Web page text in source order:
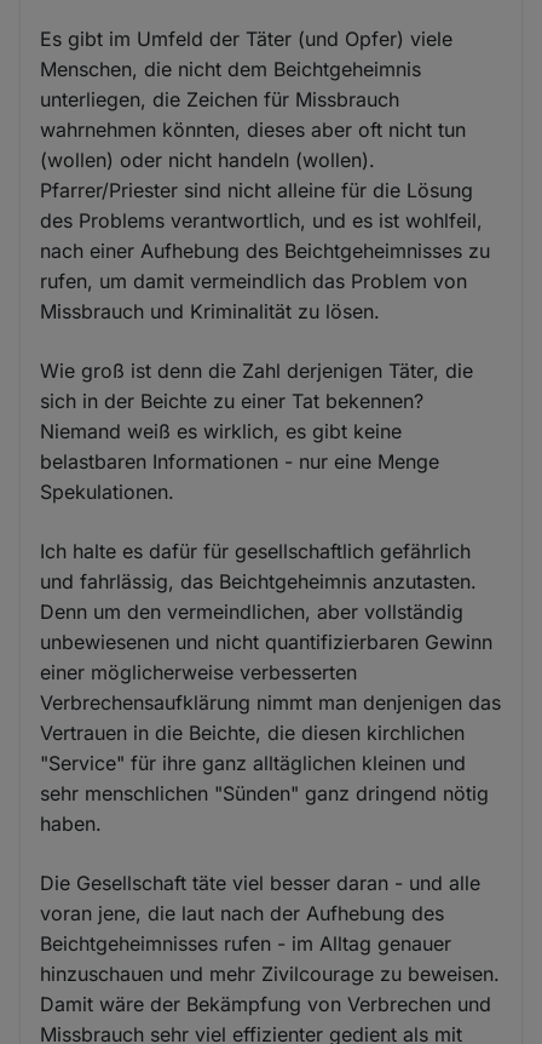
Es gibt im Umfeld der Täter (und Opfer) viele
Menschen, die nicht dem Beichtgeheimnis
unterliegen, die Zeichen für Missbrauch
wahrnehmen könnten, dieses aber oft nicht tun
(wollen) oder nicht handeln (wollen).
Pfarrer/Priester sind nicht alleine für die Lösung
des Problems verantwortlich, und es ist wohlfeil,
nach einer Aufhebung des Beichtgeheimnisses zu
rufen, um damit vermeindlich das Problem von
Missbrauch und Kriminalität zu lösen.
Wie groß ist denn die Zahl derjenigen Täter, die
sich in der Beichte zu einer Tat bekennen?
Niemand weiß es wirklich, es gibt keine
belastbaren Informationen - nur eine Menge
Spekulationen.
Ich halte es dafür für gesellschaftlich gefährlich
und fahrlässig, das Beichtgeheimnis anzutasten.
Denn um den vermeindlichen, aber vollständig
unbewiesenen und nicht quantifizierbaren Gewinn
einer möglicherweise verbesserten
Verbrechensaufklärung nimmt man denjenigen das
Vertrauen in die Beichte, die diesen kirchlichen
"Service" für ihre ganz alltäglichen kleinen und
sehr menschlichen "Sünden" ganz dringend nötig
haben.
Die Gesellschaft täte viel besser daran - und alle
voran jene, die laut nach der Aufhebung des
Beichtgeheimnisses rufen - im Alltag genauer
hinzuschauen und mehr Zivilcourage zu beweisen.
Damit wäre der Bekämpfung von Verbrechen und
Missbrauch sehr viel effizienter gedient als mit